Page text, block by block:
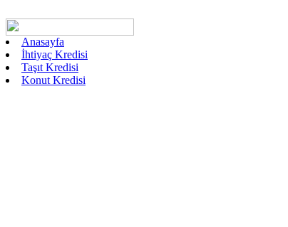
Anasayfa
İhtiyaç Kredisi
Taşıt Kredisi
Konut Kredisi